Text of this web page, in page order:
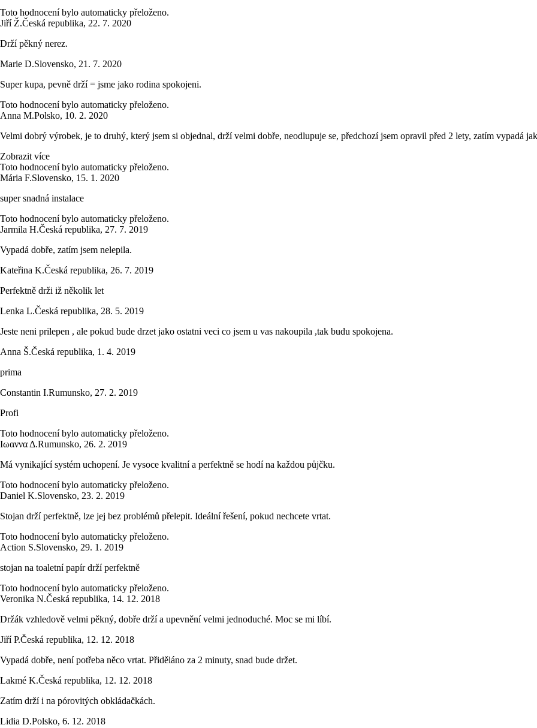
Toto hodnocení bylo automaticky přeloženo.
Jiří Ž.Česká republika, 22. 7. 2020
Drží pěkný nerez.
Marie D.Slovensko, 21. 7. 2020
Super kupa, pevně drží = jsme jako rodina spokojeni.
Toto hodnocení bylo automaticky přeloženo.
Anna M.Polsko, 10. 2. 2020
Velmi dobrý výrobek, je to druhý, který jsem si objednal, drží velmi dobře, neodlupuje se, předchozí jsem opravil před 2 lety, zatím vypadá
Zobrazit více
Toto hodnocení bylo automaticky přeloženo.
Mária F.Slovensko, 15. 1. 2020
super snadná instalace
Toto hodnocení bylo automaticky přeloženo.
Jarmila H.Česká republika, 27. 7. 2019
Vypadá dobře, zatím jsem nelepila.
Kateřina K.Česká republika, 26. 7. 2019
Perfektně drži iž několik let
Lenka L.Česká republika, 28. 5. 2019
Jeste neni prilepen , ale pokud bude drzet jako ostatni veci co jsem u vas nakoupila ,tak budu spokojena.
Anna Š.Česká republika, 1. 4. 2019
prima
Constantin I.Rumunsko, 27. 2. 2019
Profi
Toto hodnocení bylo automaticky přeloženo.
Ιωαννα Δ.Rumunsko, 26. 2. 2019
Má vynikající systém uchopení. Je vysoce kvalitní a perfektně se hodí na každou půjčku.
Toto hodnocení bylo automaticky přeloženo.
Daniel K.Slovensko, 23. 2. 2019
Stojan drží perfektně, lze jej bez problémů přelepit. Ideální řešení, pokud nechcete vrtat.
Toto hodnocení bylo automaticky přeloženo.
Action S.Slovensko, 29. 1. 2019
stojan na toaletní papír drží perfektně
Toto hodnocení bylo automaticky přeloženo.
Veronika N.Česká republika, 14. 12. 2018
Držák vzhledově velmi pěkný, dobře drží a upevnění velmi jednoduché. Moc se mi líbí.
Jiří P.Česká republika, 12. 12. 2018
Vypadá dobře, není potřeba něco vrtat. Přiděláno za 2 minuty, snad bude držet.
Lakmé K.Česká republika, 12. 12. 2018
Zatím drží i na pórovitých obkládačkách.
Lidia D.Polsko, 6. 12. 2018